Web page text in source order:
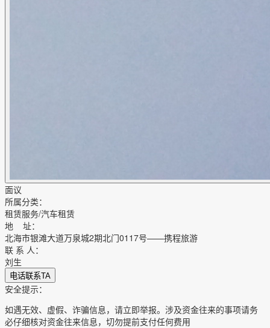
面议
所属分类：
租赁服务/汽车租赁
地 址：
北海市银滩大道万泉城2期北门0117号——携程旅游
联 系 人：
刘生
电话联系TA
安全提示：
如遇无效、虚假、诈骗信息，请立即举报。涉及资金往来的事项请务
必仔细核对资金往来信息，切勿提前支付任何费用